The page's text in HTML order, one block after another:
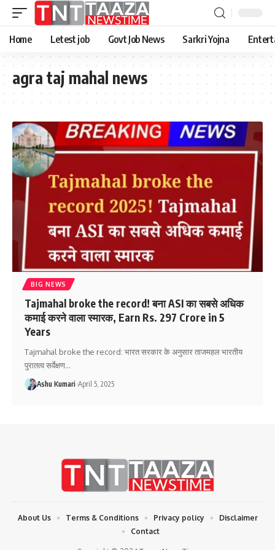
Home Letest job Govt Job News Sarkri Yojna
agra taj mahal news
BIG NEWS
Tajmahal broke the record! बना ASI का सबसे अधिक
कमाई करने वाला स्मारक, Earn Rs. 297 Crore in 5
Years
Tajmahal broke the record: भारत सरकार के अनुसार ताजमहल भारतीय
पुरातत्व सर्वेक्षण…
Ashu Kumari April 5, 2025
About Us Terms & Conditions Privacy policy
Disclaimer
Contact